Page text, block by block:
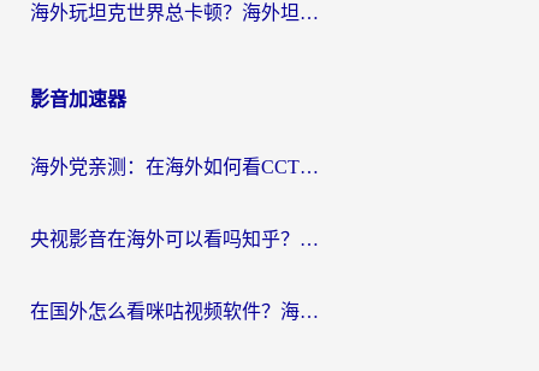
海外玩坦克世界总卡顿？海外坦克世界加速器有哪些？实测好用的选择在这里
影音加速器
海外党亲测：在海外如何看CCTV？告别“仅限大陆播放”的实用指南
央视影音在海外可以看吗知乎？留学生亲测：3步解决地域限制+追剧自由
在国外怎么看咪咕视频软件？海外党亲测有效的回国加速方案